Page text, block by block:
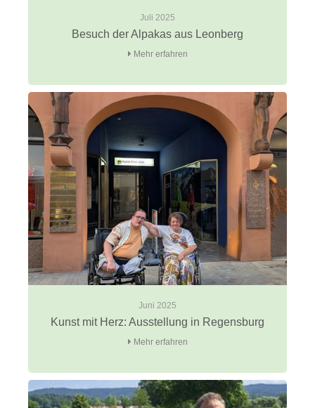
Juli 2025
Besuch der Alpakas aus Leonberg
Mehr erfahren
Juni 2025
Kunst mit Herz: Ausstellung in Regensburg
Mehr erfahren